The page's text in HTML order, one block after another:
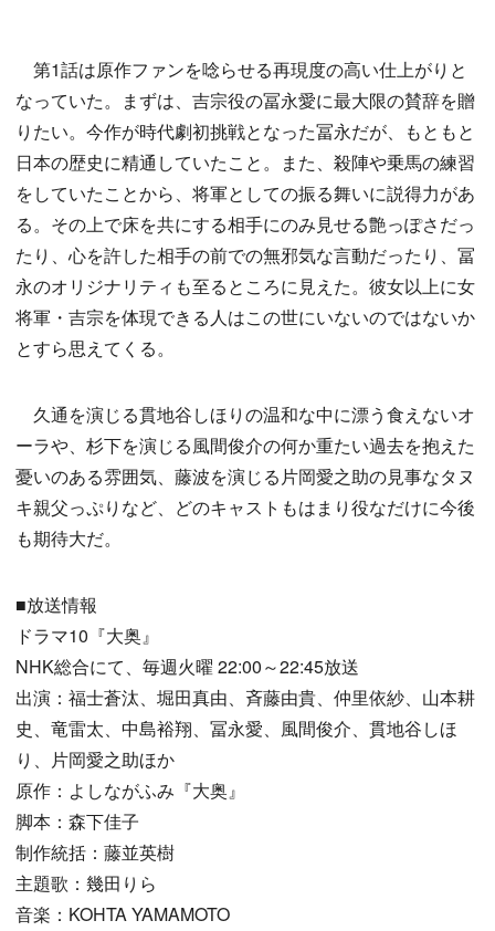
第1話は原作ファンを唸らせる再現度の高い仕上がりと
なっていた。まずは、吉宗役の冨永愛に最大限の賛辞を贈
りたい。今作が時代劇初挑戦となった冨永だが、もともと
日本の歴史に精通していたこと。また、殺陣や乗馬の練習
をしていたことから、将軍としての振る舞いに説得力があ
る。その上で床を共にする相手にのみ見せる艶っぽさだっ
たり、心を許した相手の前での無邪気な言動だったり、冨
永のオリジナリティも至るところに見えた。彼女以上に女
将軍・吉宗を体現できる人はこの世にいないのではないか
とすら思えてくる。
久通を演じる貫地谷しほりの温和な中に漂う食えないオ
ーラや、杉下を演じる風間俊介の何か重たい過去を抱えた
憂いのある雰囲気、藤波を演じる片岡愛之助の見事なタヌ
キ親父っぷりなど、どのキャストもはまり役なだけに今後
も期待大だ。
■放送情報
ドラマ10『大奥』
NHK総合にて、毎週火曜 22:00～22:45放送
出演：福士蒼汰、堀田真由、斉藤由貴、仲里依紗、山本耕
史、竜雷太、中島裕翔、冨永愛、風間俊介、貫地谷しほ
り、片岡愛之助ほか
原作：よしながふみ『大奥』
脚本：森下佳子
制作統括：藤並英樹
主題歌：幾田りら
音楽：KOHTA YAMAMOTO